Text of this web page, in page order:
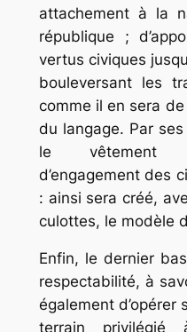
attachement à la
république ;
vertus civiques
bouleversant les
comme il en sera
du langage. Par
le vêtement
d’engagement des
: ainsi sera créé,
culottes, le modèle
Enfin, le dernier
respectabilité, à
également d’opérer
terrain privilégié